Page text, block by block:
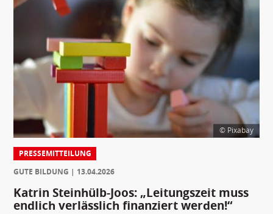
© Pixabay
PRESSEMITTEILUNG
GUTE BILDUNG
13.04.2026
Katrin Steinhülb-Joos: „Leitungszeit muss
endlich verlässlich finanziert werden!“